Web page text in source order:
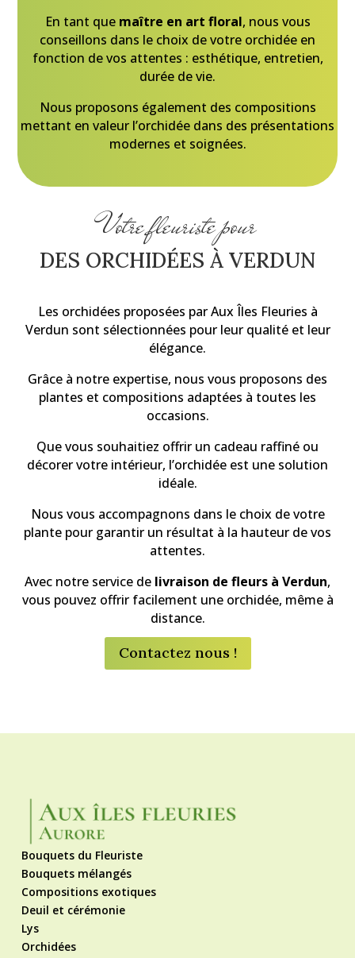
En tant que maître en art floral, nous vous
conseillons dans le choix de votre orchidée en
fonction de vos attentes : esthétique, entretien,
durée de vie.
Nous proposons également des compositions
mettant en valeur l’orchidée dans des présentations
modernes et soignées.
Votre fleuriste pour
DES ORCHIDÉES À VERDUN
Les orchidées proposées par Aux Îles Fleuries à
Verdun sont sélectionnées pour leur qualité et leur
élégance.
Grâce à notre expertise, nous vous proposons des
plantes et compositions adaptées à toutes les
occasions.
Que vous souhaitiez offrir un cadeau raffiné ou
décorer votre intérieur, l’orchidée est une solution
idéale.
Nous vous accompagnons dans le choix de votre
plante pour garantir un résultat à la hauteur de vos
attentes.
Avec notre service de livraison de fleurs à Verdun,
vous pouvez offrir facilement une orchidée, même à
distance.
Contactez nous !
Bouquets du Fleuriste
Bouquets mélangés
Compositions exotiques
Deuil et cérémonie
Lys
Orchidées